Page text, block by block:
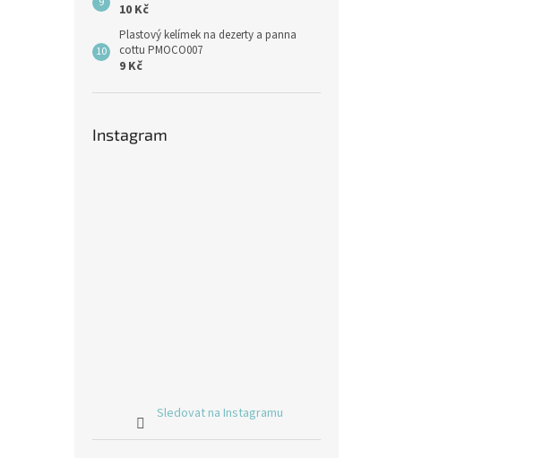
10 Kč
Plastový kelímek na dezerty a panna
cottu PMOCO007
9 Kč
Instagram
Sledovat na Instagramu